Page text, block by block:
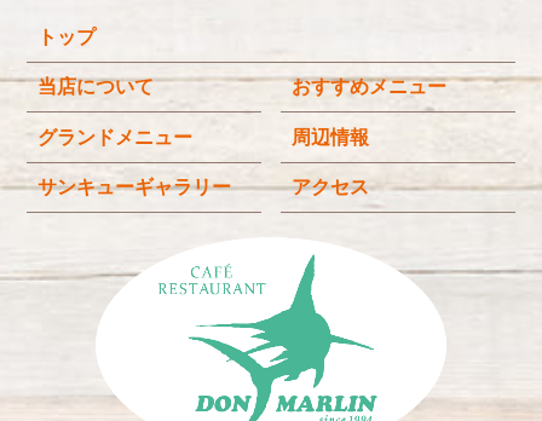
2025年9月(3)
2025年8月(4)
(4)
2025年6月(3)
2025年4月
(2)
2025年3月
(2)
2025年2月
(6)
2024年12月 (1)
トップ
当店について おすすめメニュー
グランドメニュー 周辺情報
サンキューギャラリー アクセス